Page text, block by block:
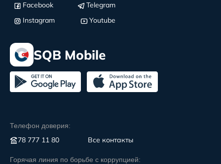
Facebook
Telegram
Instagram
Youtube
SQB Mobile
Телефон доверия:
78 777 11 80 Все контакты
Горячая линия по борьбе с коррупцией: